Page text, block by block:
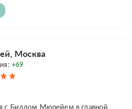
Москва
+69
с Биллом Мюрейем в главной